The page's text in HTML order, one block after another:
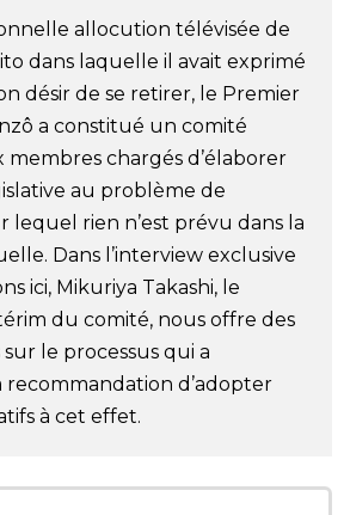
official SNS
allocution télévisée de
dans laquelle il avait exprimé
désir de se retirer, le Premier
a constitué un comité
membres chargés d’élaborer
au problème de
lequel rien n’est prévu dans la
Dans l’interview exclusive
ici, Mikuriya Takashi, le
du comité, nous offre des
le processus qui a
d’adopter
à cet effet.